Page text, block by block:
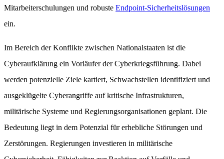
Mitarbeiterschulungen und robuste Endpoint-Sicherheitslösungen
ein.
Im Bereich der Konflikte zwischen Nationalstaaten ist die
Cyberaufklärung ein Vorläufer der Cyberkriegsführung. Dabei
werden potenzielle Ziele kartiert, Schwachstellen identifiziert und
ausgeklügelte Cyberangriffe auf kritische Infrastrukturen,
militärische Systeme und Regierungsorganisationen geplant. Die
Bedeutung liegt in dem Potenzial für erhebliche Störungen und
Zerstörungen. Regierungen investieren in militärische